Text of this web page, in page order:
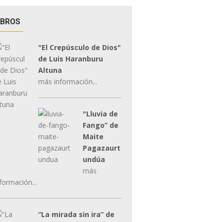
"El Crepúsculo de Dios"
de Luis Haranburu
Altuna
más información...
"Lluvia de
Fango” de
Maite
Pagazaurt
undúa
más
“La mirada sin ira” de